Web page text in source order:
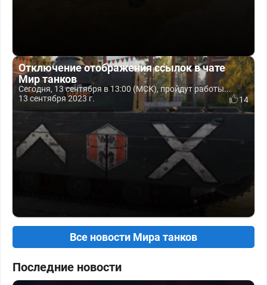
Отключение отображения ссылок в чате
Мир танков
Сегодня, 13 сентября в 13:00 (МСК), пройдут работы...
13 сентября 2023 г.
14
Все новости Мира танков
Последние новости